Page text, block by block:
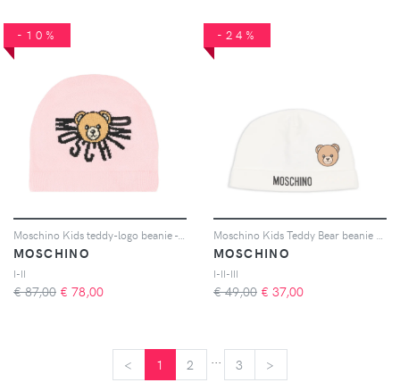
-10%
MOSCHINO
I-II
€ 87,00 € 78,00
-24%
MOSCHINO
I-II-III
€ 49,00 € 37,00
< 1 2 ... 3 >